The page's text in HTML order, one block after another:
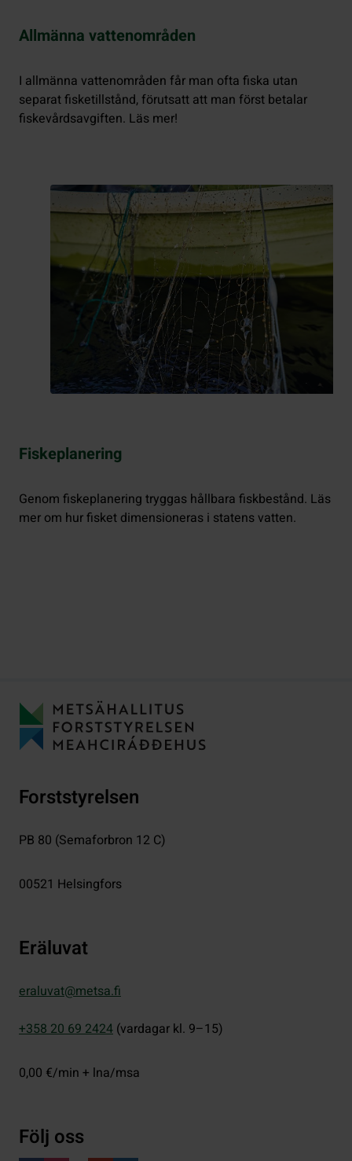
Allmänna vattenområden
I allmänna vattenområden får man ofta fiska utan
separat fisketillstånd, förutsatt att man först betalar
fiskevårdsavgiften. Läs mer!
Fiskeplanering
Genom fiskeplanering tryggas hållbara fiskbestånd. Läs
mer om hur fisket dimensioneras i statens vatten.
Forststyrelsen
PB 80 (Semaforbron 12 C)
00521 Helsingfors
Eräluvat
eraluvat@metsa.fi
+358 20 69 2424 (vardagar kl. 9–15)
0,00 €/min + lna/msa
Följ oss